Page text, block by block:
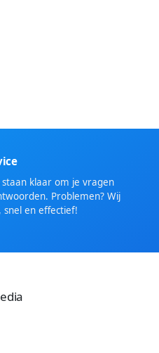
klaar om je vragen
Problemen? Wij
snel en effectief!